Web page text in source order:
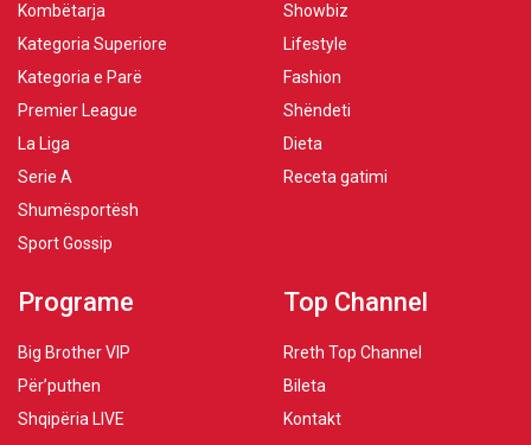
Kombëtarja
Kategoria Superiore
Kategoria e Parë
Premier League
La Liga
Serie A
Shumësportësh
Sport Gossip
Showbiz
Lifestyle
Fashion
Shëndeti
Dieta
Receta gatimi
Programe
Big Brother VIP
Për’puthen
Shqipëria LIVE
Top Channel
Rreth Top Channel
Bileta
Kontakt